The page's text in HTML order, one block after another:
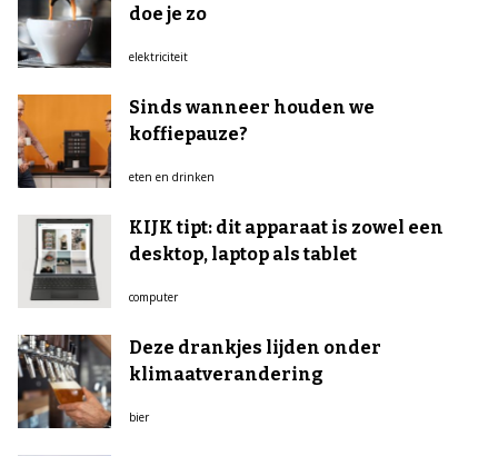
doe je zo
elektriciteit
Sinds wanneer houden we
koffiepauze?
eten en drinken
KIJK tipt: dit apparaat is zowel een
desktop, laptop als tablet
computer
Deze drankjes lijden onder
klimaatverandering
bier